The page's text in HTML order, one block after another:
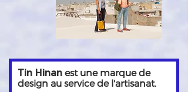
Tin Hinan est une marque de
design au service de l'artisanat.